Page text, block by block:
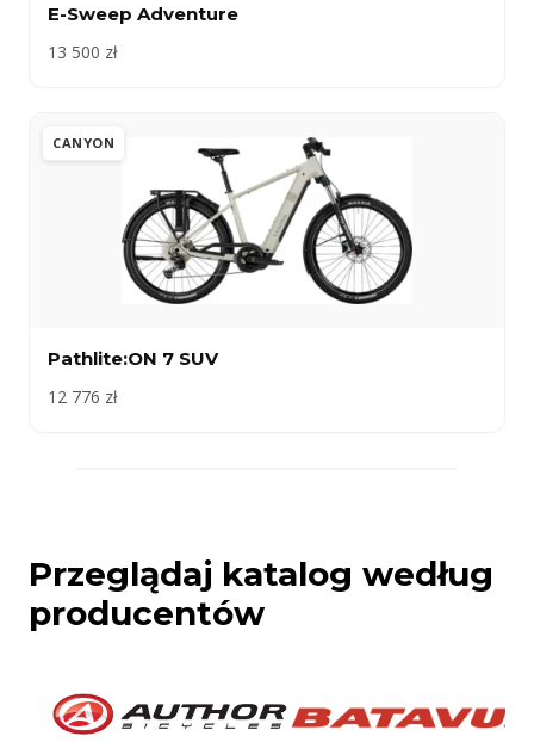
E-Sweep Adventure
13 500 zł
CANYON
Pathlite:ON 7 SUV
12 776 zł
Przeglądaj katalog według
producentów